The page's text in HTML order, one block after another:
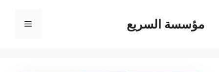
مؤسسة السريع القائمة